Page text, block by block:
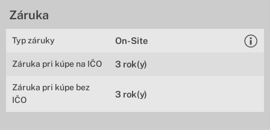
Záruka
Typ záruky On-Site
Záruka pri kúpe na IČO 3 rok(y)
Záruka pri kúpe bez
IČO
3 rok(y)